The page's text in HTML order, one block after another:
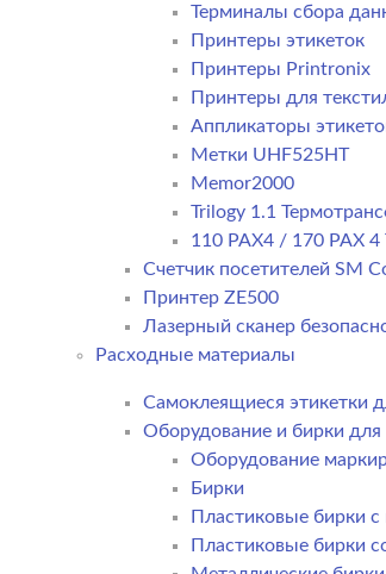
Терминалы сбора
Принтеры этикеток
Принтеры Printronix
Принтеры для
Аппликаторы
Метки UHF525HT
Memor2000
Trilogy 1.1
110 PAX4 / 170 PAX
Счетчик посетителей SM
Принтер ZE500
Лазерный сканер
Расходные материалы
Самоклеящиеся этикетки
Оборудование и бирки
Оборудование
Бирки
Пластиковые бирки
Пластиковые бирки